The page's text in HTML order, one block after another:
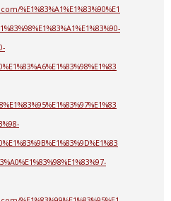
%E1%83%A1%E1%83%90%E1